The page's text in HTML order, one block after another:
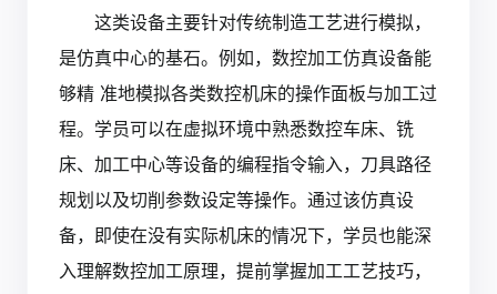
这类设备主要针对传统制造工艺进行模拟，
是仿真中心的基石。例如，数控加工仿真设备能
够精 准地模拟各类数控机床的操作面板与加工过
程。学员可以在虚拟环境中熟悉数控车床、铣
床、加工中心等设备的编程指令输入，刀具路径
规划以及切削参数设定等操作。通过该仿真设
备，即使在没有实际机床的情况下，学员也能深
入理解数控加工原理，提前掌握加工工艺技巧，